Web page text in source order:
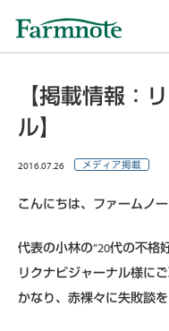
【掲載情報：
ル】
2016.07.26 メディア掲載
こんにちは、ファームノー
代表の小林の”20代の不格
リクナビジャーナル様に
かなり、赤裸々に失敗談